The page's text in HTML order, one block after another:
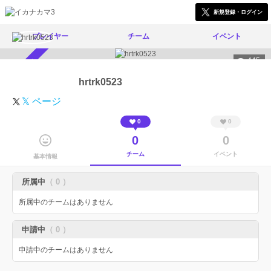
新規登録・ログイン
プレイヤー チーム イベント
445
hrtrk0523
𝕏 ページ
基本情報
0
0
チーム
0
0
イベント
所属中 （ 0 ）
所属中のチームはありません
申請中 （ 0 ）
申請中のチームはありません